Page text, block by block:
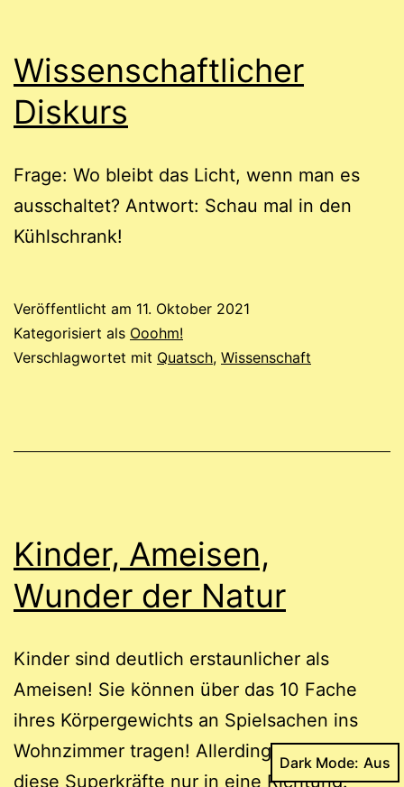
Wissenschaftlicher
Diskurs
Frage: Wo bleibt das Licht, wenn man es
ausschaltet? Antwort: Schau mal in den
Kühlschrank!
Veröffentlicht am 11. Oktober 2021
Kategorisiert als Ooohm!
Verschlagwortet mit Quatsch, Wissenschaft
Kinder, Ameisen,
Wunder der Natur
Kinder sind deutlich erstaunlicher als
Ameisen! Sie können über das 10 Fache
ihres Körpergewichts an Spielsachen ins
Wohnzimmer tragen! Allerdings wirken
diese Superkräfte nur in eine Richtung.
Dark Mode: